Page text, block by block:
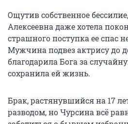
Ощутив собственное
Алексеевна даже хотела
страшного поступка ее спас
Мужчина подвез актрису до
благодарила Бога за
сохранила ей жизнь.
Брак, растянувшийся на 17
разводом, но Чурсина всё